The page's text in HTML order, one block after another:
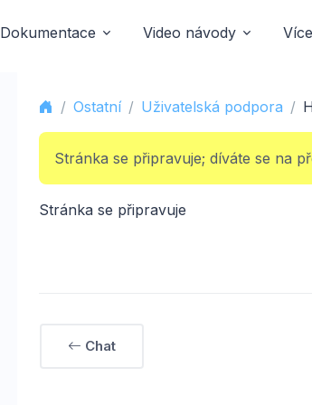
Dokumentace Video návody Více
Ostatní Uživatelská podpora
Stránka se připravuje; díváte se na
Stránka se připravuje
Chat